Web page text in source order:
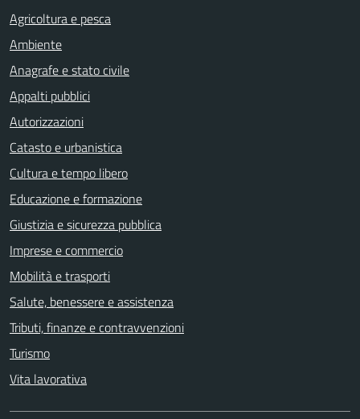
Agricoltura e pesca
Ambiente
Anagrafe e stato civile
Appalti pubblici
Autorizzazioni
Catasto e urbanistica
Cultura e tempo libero
Educazione e formazione
Giustizia e sicurezza pubblica
Imprese e commercio
Mobilità e trasporti
Salute, benessere e assistenza
Tributi, finanze e contravvenzioni
Turismo
Vita lavorativa